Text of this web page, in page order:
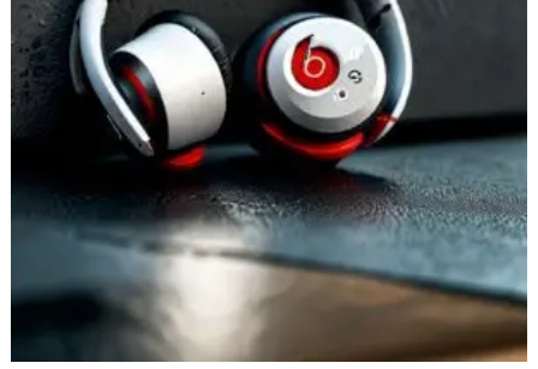
Risolve
Grave
Vulnerabilità
Protegge